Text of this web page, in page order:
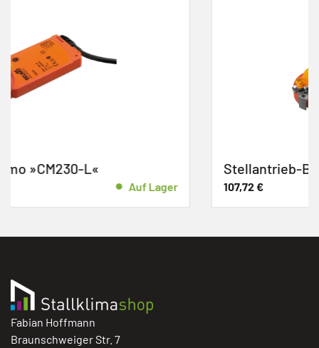
Stellantrieb-Belimo »CM230G-L«
Fabian Hoffmann
Braunschweiger Str. 7